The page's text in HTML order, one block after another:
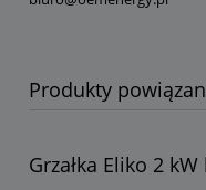
Produkty
Grzałka Eliko 2